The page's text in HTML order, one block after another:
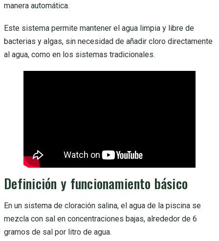
manera automática.
Este sistema permite mantener el agua limpia y libre de
bacterias y algas, sin necesidad de añadir cloro directamente
al agua, como en los sistemas tradicionales.
Definición y funcionamiento básico
En un sistema de cloración salina, el agua de la piscina se
mezcla con sal en concentraciones bajas, alrededor de 6
gramos de sal por litro de agua.